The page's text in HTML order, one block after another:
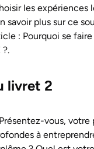
les expériences
savoir plus sur ce
: Pourquoi se
?.
livret 2
Présentez-vous, votre
à